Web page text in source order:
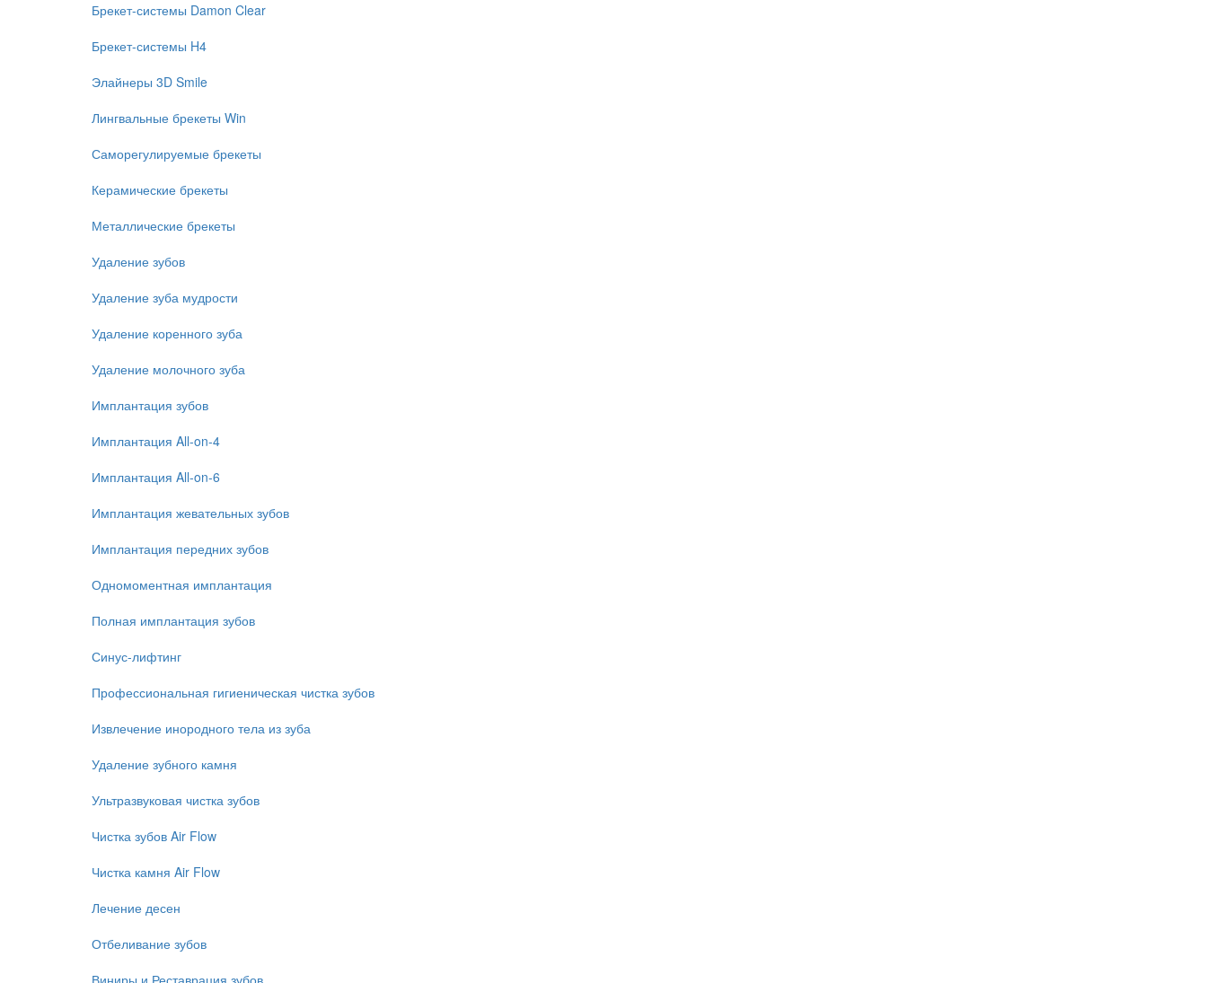
Брекет-системы Damon Clear
Брекет-системы H4
Элайнеры 3D Smile
Лингвальные брекеты Win
Саморегулируемые брекеты
Керамические брекеты
Металлические брекеты
Удаление зубов
Удаление зуба мудрости
Удаление коренного зуба
Удаление молочного зуба
Имплантация зубов
Имплантация All-on-4
Имплантация All-on-6
Имплантация жевательных зубов
Имплантация передних зубов
Одномоментная имплантация
Полная имплантация зубов
Синус-лифтинг
Профессиональная гигиеническая чистка зубов
Извлечение инородного тела из зуба
Удаление зубного камня
Ультразвуковая чистка зубов
Чистка зубов Air Flow
Чистка камня Air Flow
Лечение десен
Отбеливание зубов
Виниры и Реставрация зубов